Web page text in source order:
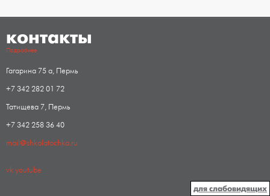
контакты
Подробнее
Гагарина 75 а, Пермь
+7 342 282 01 72
Татищева 7, Пермь
+7 342 258 36 40
mail@shkolatochka.ru
vkyoutube
для слабовидящих